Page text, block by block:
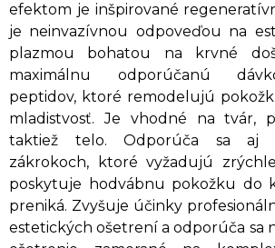
efektom je inšpirované
je neinvazívnou odpoveďou na
plazmou bohatou na krvné
maximálnu odporúčanú
peptidov, ktoré remodelujú
mladistvosť. Je vhodné na tvár,
taktiež telo. Odporúča sa aj
zákrokoch, ktoré vyžadujú
poskytuje hodvábnu pokožku do
preniká. Zvyšuje účinky
estetických ošetrení a odporúča sa